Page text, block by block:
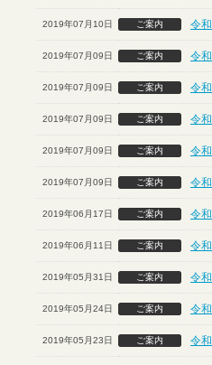
2019年07月10日 ご案内 令
2019年07月09日 ご案内 令
2019年07月09日 ご案内 令
2019年07月09日 ご案内 令
2019年07月09日 ご案内 令
2019年07月09日 ご案内 令
2019年06月17日 ご案内 令
2019年06月11日 ご案内 令
2019年05月31日 ご案内 令
2019年05月24日 ご案内 令
2019年05月23日 ご案内 令